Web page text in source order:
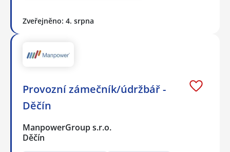
Zveřejněno: 4. srpna
Provozní zámečník/údržbář -
Děčín
ManpowerGroup s.r.o.
Děčín